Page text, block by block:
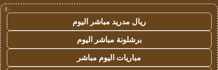
!
ريال مدريد مباشر اليوم
برشلونة مباشر اليوم
مباريات اليوم مباشر